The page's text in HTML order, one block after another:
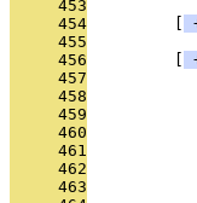
     453
     454
     455
     456
     457
     458
     459
     460
     461
     462
     463